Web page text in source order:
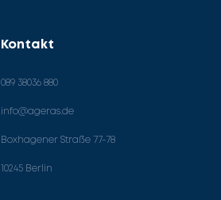
Kontakt
089 38036 880
info@ageras.de
Boxhagener Straße 77-78
10245 Berlin